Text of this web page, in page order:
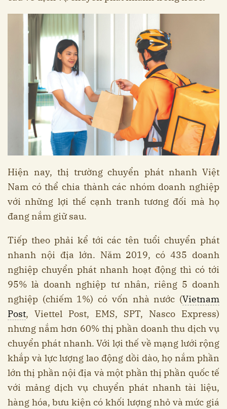
Hiện nay, thị trường chuyển phát nhanh Việt
Nam có thể chia thành các nhóm doanh nghiệp
với những lợi thế cạnh tranh tương đối mà họ
đang nắm giữ sau.
Tiếp theo phải kể tới các tên tuổi chuyển phát
nhanh nội địa lớn. Năm 2019, có 435 doanh
nghiệp chuyển phát nhanh hoạt động thì có tới
95% là doanh nghiệp tư nhân, riêng 5 doanh
nghiệp (chiếm 1%) có vốn nhà nước (Vietnam
Post, Viettel Post, EMS, SPT, Nasco Express)
nhưng nắm hơn 60% thị phần doanh thu dịch vụ
chuyển phát nhanh. Với lợi thế về mạng lưới rộng
khắp và lực lượng lao động dồi dào, họ nắm phần
lớn thị phần nội địa và một phần thị phần quốc tế
với mảng dịch vụ chuyển phát nhanh tài liệu,
hàng hóa, bưu kiện có khối lượng nhỏ và mức giá